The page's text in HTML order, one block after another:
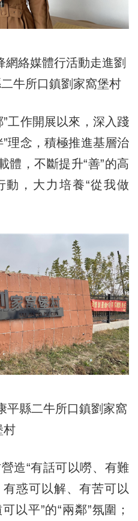
網絡媒體行活動走進劉
牛所口鎮劉家窩堡村
作開展以來，深入踐
理念，積極推進基層治
體，不斷提升“善”的高
動，大力培養“從我做
平縣二牛所口鎮劉家窩
村
造“有話可以嘮、有難
惑可以解、有苦可以
以平”的“兩鄰”氛圍；